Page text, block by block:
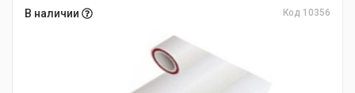
В наличии Код 10356